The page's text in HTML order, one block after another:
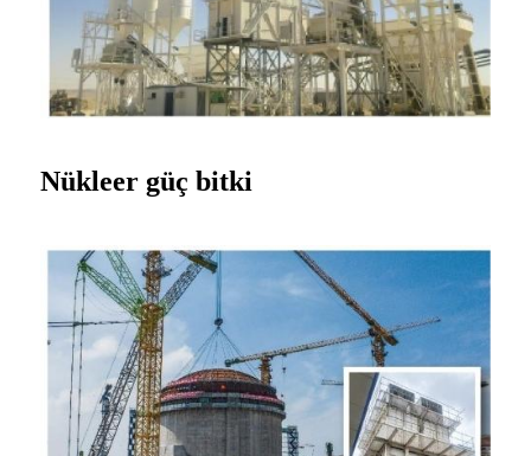
Nükleer güç bitki